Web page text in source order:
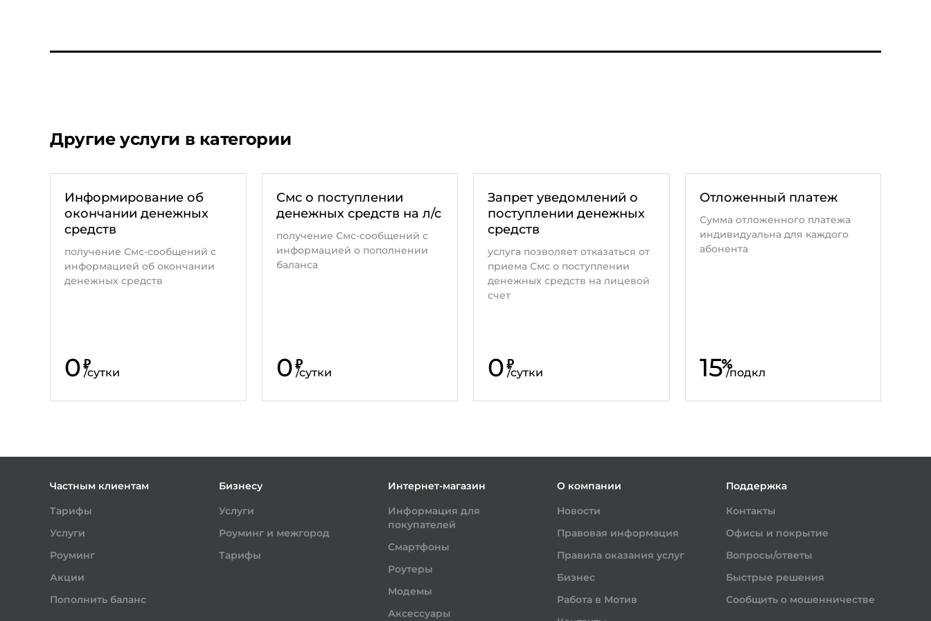
платежа — от 50 руб. до 10 000 руб.
Другие услуги в категории
Информирование об
окончании денежных
средств
получение Смс-сообщений с
информацией об окончании
денежных средств
0₽
/сутки
Смс о поступлении
денежных средств на л/с
получение Смс-сообщений с
информацией о пополнении
баланса
0₽
/сутки
Запрет уведомлений о
поступлении денежных
средств
услуга позволяет отказаться от
приема Смс о поступлении
денежных средств на лицевой
счет
0₽
/сутки
Отложенный платеж
Сумма отложенного платежа
индивидуальна для каждого
абонента
15%
/подкл
Частным клиентам
Тарифы
Услуги
Роуминг
Акции
Пополнить баланс
Бизнесу
Услуги
Роуминг и межгород
Тарифы
Интернет-магазин
Информация для
покупателей
Смартфоны
Роутеры
Модемы
Аксессуары
О компании
Новости
Правовая информация
Правила оказания услуг
Бизнес
Работа в Мотив
Поддержка
Контакты
Офисы и покрытие
Вопросы/ответы
Быстрые решения
Сообщить о мошенничестве